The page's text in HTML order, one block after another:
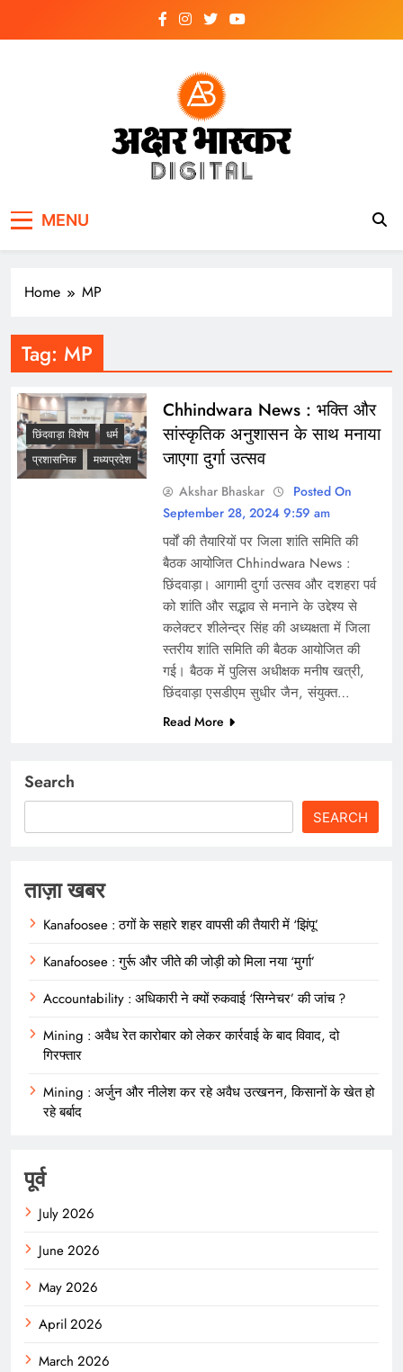
MENU
Home MP
Tag: MP
छिंदवाड़ा विशेष
धर्म
प्रशासनिक
मध्यप्रदेश
Chhindwara News : भक्ति और
सांस्कृतिक अनुशासन के साथ मनाया
जाएगा दुर्गा उत्सव
Akshar Bhaskar
Posted On
September 28, 2024 9:59 am
पर्वों की तैयारियों पर जिला शांति समिति की
बैठक आयोजित Chhindwara News :
छिंदवाड़ा। आगामी दुर्गा उत्सव और दशहरा पर्व
को शांति और सद्भाव से मनाने के उद्देश्य से
कलेक्टर शीलेन्द्र सिंह की अध्यक्षता में जिला
स्तरीय शांति समिति की बैठक आयोजित की
गई। बैठक में पुलिस अधीक्षक मनीष खत्री,
छिंदवाड़ा एसडीएम सुधीर जैन, संयुक्त…
Read More
Search
SEARCH
ताज़ा खबर
Kanafoosee : ठगों के सहारे शहर वापसी की तैयारी में ‘झिंपू’
Kanafoosee : गुर्रू और जीते की जोड़ी को मिला नया ‘मुर्गा’
Accountability : अधिकारी ने क्यों रुकवाई ‘सिग्नेचर’ की जांच ?
Mining : अवैध रेत कारोबार को लेकर कार्रवाई के बाद विवाद, दो
गिरफ्तार
Mining : अर्जुन और नीलेश कर रहे अवैध उत्खनन, किसानों के खेत हो
रहे बर्बाद
पूर्व
July 2026
June 2026
May 2026
April 2026
March 2026